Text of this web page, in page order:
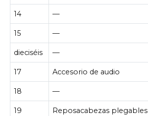
14 —
15 —
dieciséis —
17 Accesorio de audio
18 —
19 Reposacabezas plegables